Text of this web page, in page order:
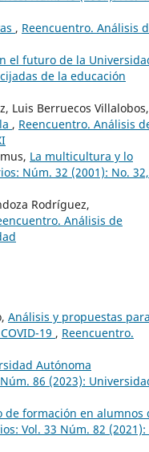
, Reencuentro. Análisis
el futuro de la
de la educación
Luis Berruecos Villalobos,
, Reencuentro. Análisis
La multicultura y lo
Núm. 32 (2001): No. 32,
Rodríguez,
Análisis de
Análisis y propuestas
19 , Reencuentro.
Autónoma
86 (2023):
de formación en alumnos
Vol. 33 Núm. 82 (2021):